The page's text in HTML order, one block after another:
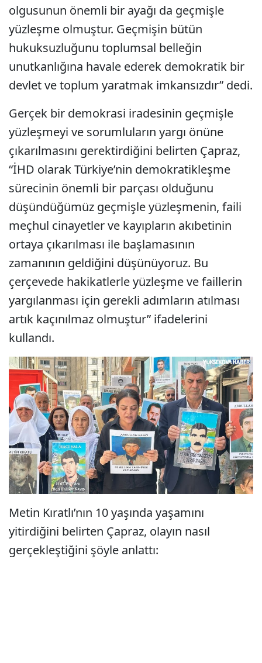
olgusunun önemli bir ayağı da geçmişle
yüzleşme olmuştur. Geçmişin bütün
hukuksuzluğunu toplumsal belleğin
unutkanlığına havale ederek demokratik bir
devlet ve toplum yaratmak imkansızdır” dedi.
Gerçek bir demokrasi iradesinin geçmişle
yüzleşmeyi ve sorumluların yargı önüne
çıkarılmasını gerektirdiğini belirten Çapraz,
“İHD olarak Türkiye’nin demokratikleşme
sürecinin önemli bir parçası olduğunu
düşündüğümüz geçmişle yüzleşmenin, faili
meçhul cinayetler ve kayıpların akıbetinin
ortaya çıkarılması ile başlamasının
zamanının geldiğini düşünüyoruz. Bu
çerçevede hakikatlerle yüzleşme ve faillerin
yargılanması için gerekli adımların atılması
artık kaçınılmaz olmuştur” ifadelerini
kullandı.
Metin Kıratlı’nın 10 yaşında yaşamını
yitirdiğini belirten Çapraz, olayın nasıl
gerçekleştiğini şöyle anlattı: